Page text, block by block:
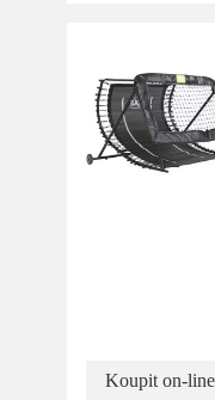
Koupit on-line